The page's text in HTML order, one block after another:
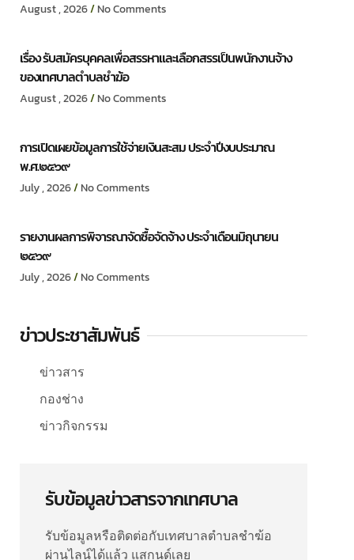
August , 2026 No Comments
เรื่อง รับสมัครบุคคลเพื่อสรรหาและเลือกสรรเป็นพนักงานจ้าง
ของเทศบาลตำบลชำฆ้อ
August , 2026 No Comments
การเปิดเผยข้อมูลการใช้จ่ายเงินสะสม ประจำปีงบประมาณ
พ.ศ.๒๕๖๙
July , 2026 No Comments
รายงานผลการพิจารณาจัดซื้อจัดจ้าง ประจำเดือนมิถุนายน
๒๕๖๙
July , 2026 No Comments
ข่าวประชาสัมพันธ์
ข่าวสาร
กองช่าง
ข่าวกิจกรรม
รับข้อมูลข่าวสารจากเทศบาล
รับข้อมูลหรือติดต่อกับเทศบาลตำบลชำฆ้อ
ผ่านไลน์ได้แล้ว แสกนด์เลย